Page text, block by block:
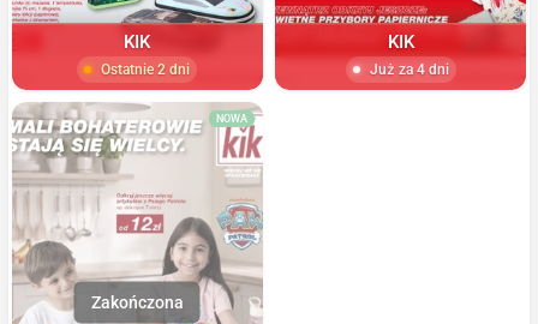
KIK
Ostatnie 2 dni
KIK
Już za 4 dni
NOWA